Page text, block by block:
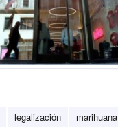
legalización marihuana